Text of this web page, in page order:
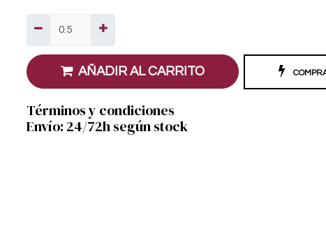
AÑADIR AL CARRITO
Términos y condiciones
Envío: 24/72h según stock